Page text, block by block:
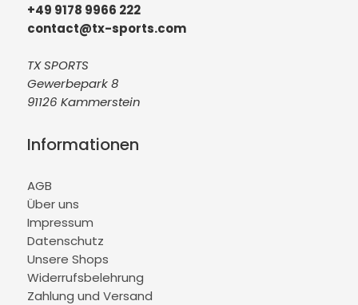
+49 9178 9966 222
contact@tx-sports.com
TX SPORTS
Gewerbepark 8
91126 Kammerstein
Informationen
AGB
Über uns
Impressum
Datenschutz
Unsere Shops
Widerrufsbelehrung
Zahlung und Versand